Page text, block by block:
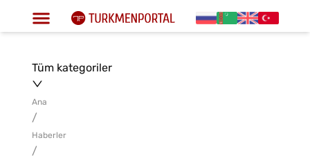
Tüm kategoriler
Ana
/
Haberler
/